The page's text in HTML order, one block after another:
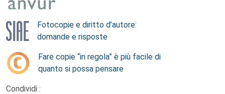
Fotocopie e diritto d’autore:
domande e risposte
Fare copie “in regola” è più facile di
quanto si possa pensare
Condividi :